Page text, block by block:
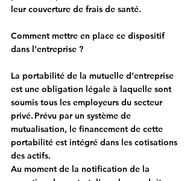
leur couverture de frais de santé.
Comment mettre en place ce dispositif
dans l’entreprise ?
La portabilité de la mutuelle d’entreprise
est une obligation légale à laquelle sont
soumis tous les employeurs du secteur
privé. Prévu par un système de
mutualisation, le financement de cette
portabilité est intégré dans les cotisations
des actifs.
Au moment de la notification de la